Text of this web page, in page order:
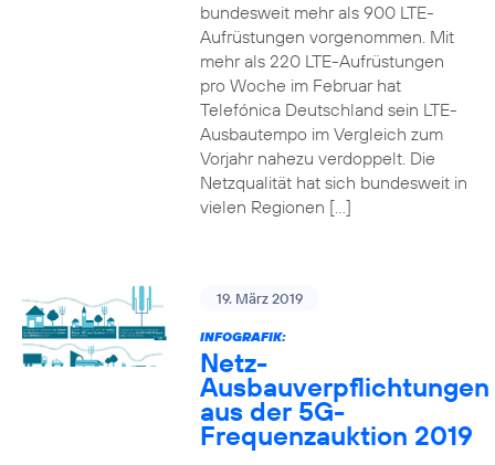
bundesweit mehr als 900 LTE-
Aufrüstungen vorgenommen. Mit
mehr als 220 LTE-Aufrüstungen
pro Woche im Februar hat
Telefónica Deutschland sein LTE-
Ausbautempo im Vergleich zum
Vorjahr nahezu verdoppelt. Die
Netzqualität hat sich bundesweit in
vielen Regionen […]
19. März 2019
INFOGRAFIK:
Netz-
Ausbauverpflichtungen
aus der 5G-
Frequenzauktion 2019